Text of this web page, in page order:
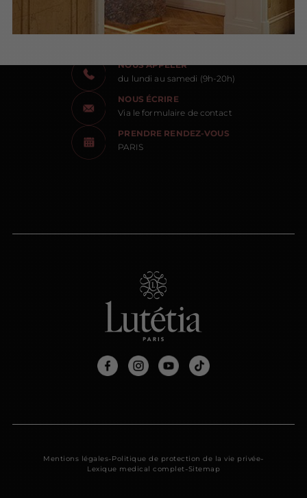
NOUS CONTACTER
NOUS APPELER
du lundi au samedi (9h-20h)
NOUS ÉCRIRE
Via le formulaire de contact
PRENDRE RENDEZ-VOUS
PARIS
Mentions légales-Politique de protection de la vie privée-
Lexique medical complet -Sitemap